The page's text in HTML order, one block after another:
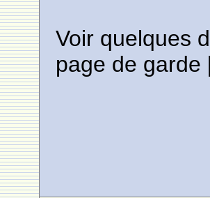
Voir quelques
page de garde